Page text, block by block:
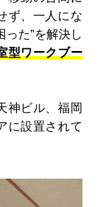
ず、一人にな
った”を解決し
型ワークブー
神ビル、福岡
に設置されて